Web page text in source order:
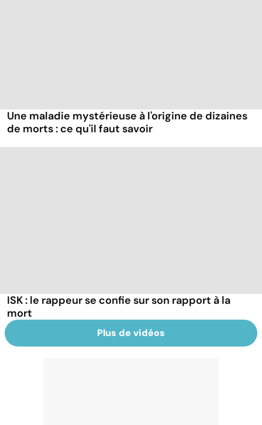
Une maladie mystérieuse à l'origine de dizaines
de morts : ce qu'il faut savoir
ISK : le rappeur se confie sur son rapport à la
mort
Plus de vidéos